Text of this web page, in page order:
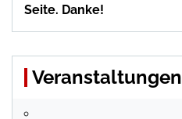
Seite. Danke!
Veranstaltungen